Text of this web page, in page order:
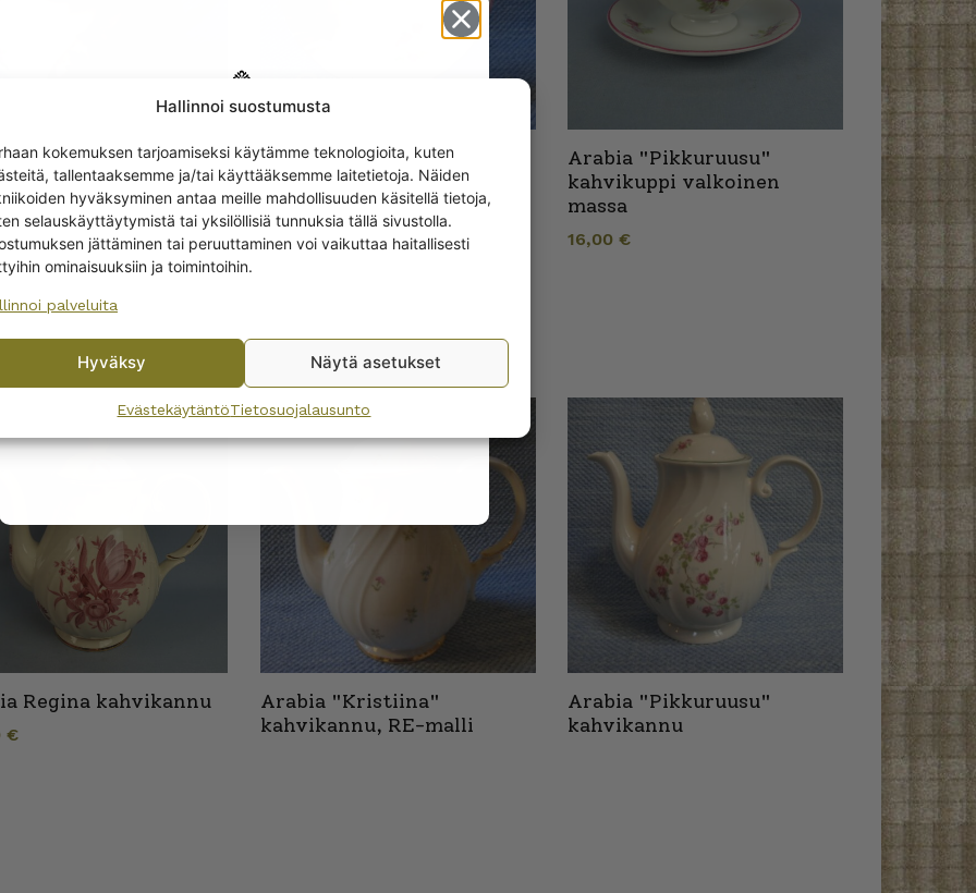
Hallinnoi suostumusta
kokemuksen tarjoamiseksi käytämme teknologioita, kuten
tallentaaksemme ja/tai käyttääksemme laitetietoja. Näiden
hyväksyminen antaa meille mahdollisuuden käsitellä tietoja,
selauskäyttäytymistä tai yksilöllisiä tunnuksia tällä sivustolla.
jättäminen tai peruuttaminen voi vaikuttaa haitallisesti
ominaisuuksiin ja toimintoihin.
palveluita
Hyväksy Näytä asetukset
EvästekäytäntöTietosuojalausunto
"Pikkuruusu"
ja kermakko
€–32,00€
Arabia "Pikkuruusu"
lautanen, punareunainen
10,00€
Arabia "Pikkuruusu"
kahvikuppi valkoinen
massa
16,00 €
Regina kahvikannu
€
Arabia "Kristiina"
kahvikannu, RE-malli
Arabia "Pikkuruusu"
kahvikannu
Get -5%
off?
Yes! I want the discount
By subscribing to the newsletter, you consent to receiving messages from
Wanhojen kuppien and confirm that you have read and accepted